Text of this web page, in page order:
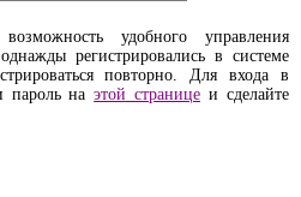
удобного управления
регистрировались в системе
повторно. Для входа в
пароль наэтой страницеи сделайте